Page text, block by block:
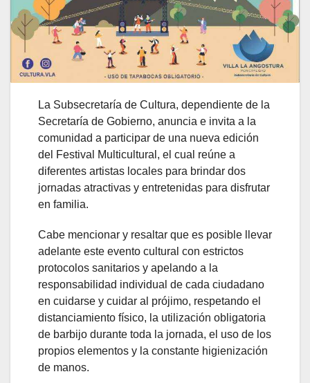
La Subsecretaría de Cultura, dependiente de la
Secretaría de Gobierno, anuncia e invita a la
comunidad a participar de una nueva edición
del Festival Multicultural, el cual reúne a
diferentes artistas locales para brindar dos
jornadas atractivas y entretenidas para disfrutar
en familia.
Cabe mencionar y resaltar que es posible llevar
adelante este evento cultural con estrictos
protocolos sanitarios y apelando a la
responsabilidad individual de cada ciudadano
en cuidarse y cuidar al prójimo, respetando el
distanciamiento físico, la utilización obligatoria
de barbijo durante toda la jornada, el uso de los
propios elementos y la constante higienización
de manos.